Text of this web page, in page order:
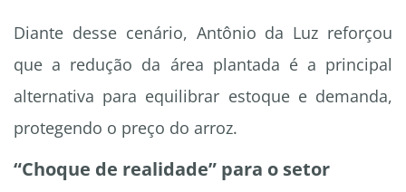
Diante desse cenário, Antônio da Luz reforçou
que a redução da área plantada é a principal
alternativa para equilibrar estoque e demanda,
protegendo o preço do arroz.
“Choque de realidade” para o setor